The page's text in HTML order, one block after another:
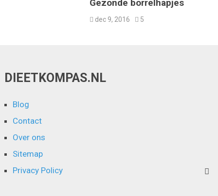
Gezonde borrelhapjes
dec 9, 2016 5
DIEETKOMPAS.NL
Blog
Contact
Over ons
Sitemap
Privacy Policy